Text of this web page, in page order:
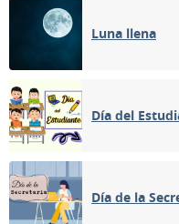
Luna llena
Día del
Día de la